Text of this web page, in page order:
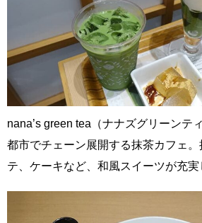
nana’s green tea（ナナズグリーンテ
都市でチェーン展開する抹茶カフェ
テ、ケーキなど、和風スイーツが充実